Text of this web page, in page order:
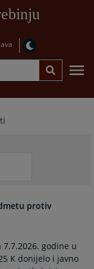
protiv
godine u
K donijelo i javno